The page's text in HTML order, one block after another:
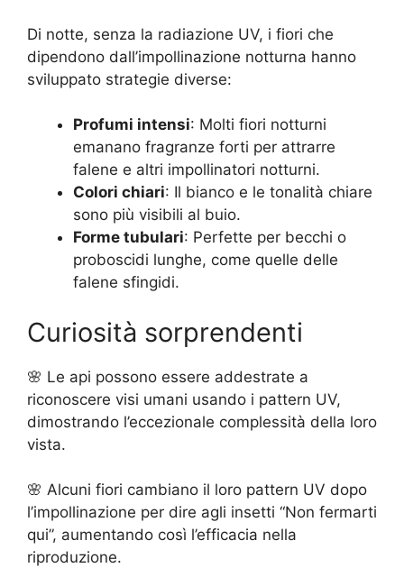
Di notte, senza la radiazione UV, i fiori che
dipendono dall’impollinazione notturna hanno
sviluppato strategie diverse:
Profumi intensi: Molti fiori notturni
emanano fragranze forti per attrarre
falene e altri impollinatori notturni.
Colori chiari: Il bianco e le tonalità chiare
sono più visibili al buio.
Forme tubulari: Perfette per becchi o
proboscidi lunghe, come quelle delle
falene sfingidi.
Curiosità sorprendenti
🌸 Le api possono essere addestrate a
riconoscere visi umani usando i pattern UV,
dimostrando l’eccezionale complessità della loro
vista.
🌸 Alcuni fiori cambiano il loro pattern UV dopo
l’impollinazione per dire agli insetti “Non fermarti
qui”, aumentando così l’efficacia nella
riproduzione.